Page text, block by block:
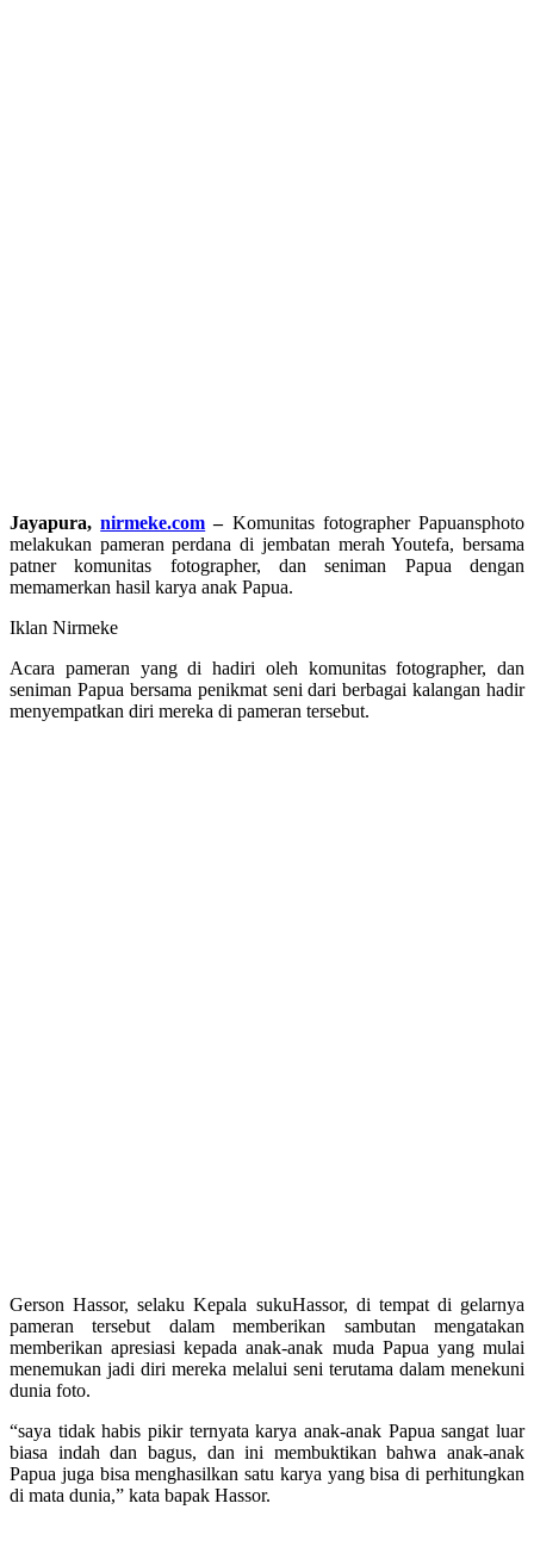
Jayapura,nirmeke.com –Komunitas fotographer Papuansphoto
melakukan pameran perdana di jembatan merah Youtefa, bersama
patner komunitas fotographer, dan seniman Papua dengan
memamerkan hasil karya anak Papua.
Iklan Nirmeke
Acara pameran yang di hadiri oleh komunitas fotographer, dan
seniman Papua bersama penikmat seni dari berbagai kalangan hadir
menyempatkan diri mereka di pameran tersebut.
Gerson Hassor, selaku Kepala sukuHassor, di tempat di gelarnya
pameran tersebut dalam memberikan sambutan mengatakan
memberikan apresiasi kepada anak-anak muda Papua yang mulai
menemukan jadi diri mereka melalui seni terutama dalam menekuni
dunia foto.
“saya tidak habis pikir ternyata karya anak-anak Papua sangat luar
biasa indah dan bagus, dan ini membuktikan bahwa anak-anak
Papua juga bisa menghasilkan satu karya yang bisa di perhitungkan
di mata dunia,” kata bapak Hassor.